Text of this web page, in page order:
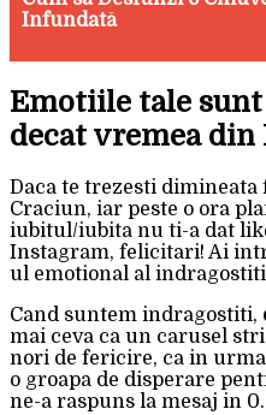
Infundată
Emotiile tale
decat vremea din
Daca te trezesti
Craciun, iar peste o ora
iubitul/iubita nu ti-a dat
Instagram, felicitari! Ai
ul emotional al
Cand suntem indragostiti,
mai ceva ca un carusel
nori de fericire, ca in
o groapa de disperare
ne-a raspuns la mesaj in